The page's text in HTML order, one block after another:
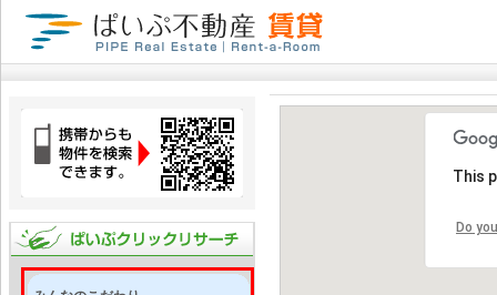
This
Do